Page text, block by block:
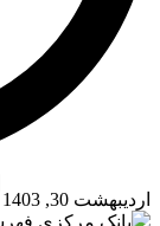
اردیبهشت 30, 1403